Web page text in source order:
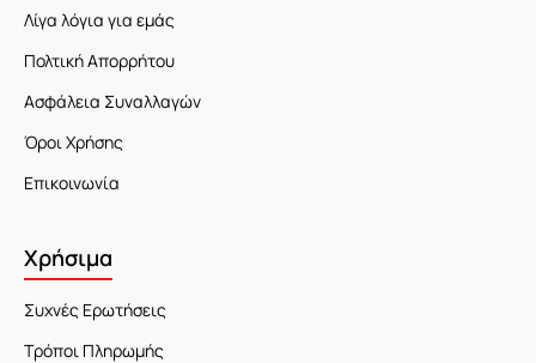
Λίγα λόγια για εμάς
Πολτική Απορρήτου
Ασφάλεια Συναλλαγών
Όροι Χρήσης
Επικοινωνία
Χρήσιμα
Συχνές Ερωτήσεις
Τρόποι Πληρωμής